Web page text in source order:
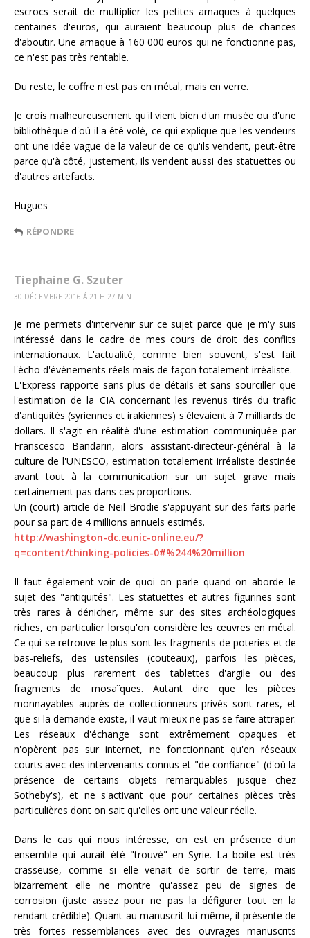
escrocs serait de multiplier les petites arnaques à quelques
centaines d'euros, qui auraient beaucoup plus de chances
d'aboutir. Une arnaque à 160 000 euros qui ne fonctionne pas,
ce n'est pas très rentable.
Du reste, le coffre n'est pas en métal, mais en verre.
Je crois malheureusement qu'il vient bien d'un musée ou d'une
bibliothèque d'où il a été volé, ce qui explique que les vendeurs
ont une idée vague de la valeur de ce qu'ils vendent, peut-être
parce qu'à côté, justement, ils vendent aussi des statuettes ou
d'autres artefacts.
Hugues
RÉPONDRE
Tiephaine G. Szuter
30 DÉCEMBRE 2016 Á 21 H 27 MIN
Je me permets d'intervenir sur ce sujet parce que je m'y suis
intéressé dans le cadre de mes cours de droit des conflits
internationaux. L'actualité, comme bien souvent, s'est fait
l'écho d'événements réels mais de façon totalement irréaliste.
L'Express rapporte sans plus de détails et sans sourciller que
l'estimation de la CIA concernant les revenus tirés du trafic
d'antiquités (syriennes et irakiennes) s'élevaient à 7 milliards de
dollars. Il s'agit en réalité d'une estimation communiquée par
Franscesco Bandarin, alors assistant-directeur-général à la
culture de l'UNESCO, estimation totalement irréaliste destinée
avant tout à la communication sur un sujet grave mais
certainement pas dans ces proportions.
Un (court) article de Neil Brodie s'appuyant sur des faits parle
pour sa part de 4 millions annuels estimés.
http://washington-dc.eunic-online.eu/?
q=content/thinking-policies-0#%244%20million
Il faut également voir de quoi on parle quand on aborde le
sujet des "antiquités". Les statuettes et autres figurines sont
très rares à dénicher, même sur des sites archéologiques
riches, en particulier lorsqu'on considère les œuvres en métal.
Ce qui se retrouve le plus sont les fragments de poteries et de
bas-reliefs, des ustensiles (couteaux), parfois les pièces,
beaucoup plus rarement des tablettes d'argile ou des
fragments de mosaïques. Autant dire que les pièces
monnayables auprès de collectionneurs privés sont rares, et
que si la demande existe, il vaut mieux ne pas se faire attraper.
Les réseaux d'échange sont extrêmement opaques et
n'opèrent pas sur internet, ne fonctionnant qu'en réseaux
courts avec des intervenants connus et "de confiance" (d'où la
présence de certains objets remarquables jusque chez
Sotheby's), et ne s'activant que pour certaines pièces très
particulières dont on sait qu'elles ont une valeur réelle.
Dans le cas qui nous intéresse, on est en présence d'un
ensemble qui aurait été "trouvé" en Syrie. La boite est très
crasseuse, comme si elle venait de sortir de terre, mais
bizarrement elle ne montre qu'assez peu de signes de
corrosion (juste assez pour ne pas la défigurer tout en la
rendant crédible). Quant au manuscrit lui-même, il présente de
très fortes ressemblances avec des ouvrages manuscrits